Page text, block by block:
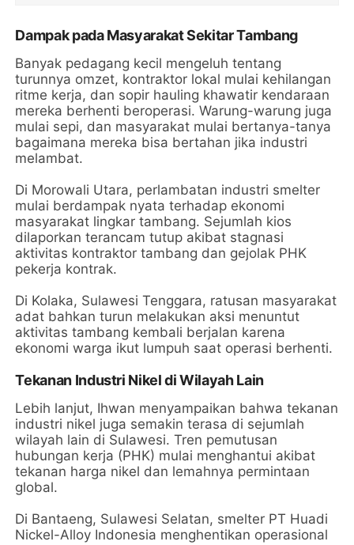
Dampak pada Masyarakat Sekitar Tambang
Banyak pedagang kecil mengeluh tentang
turunnya omzet, kontraktor lokal mulai kehilangan
ritme kerja, dan sopir hauling khawatir kendaraan
mereka berhenti beroperasi. Warung-warung juga
mulai sepi, dan masyarakat mulai bertanya-tanya
bagaimana mereka bisa bertahan jika industri
melambat.
Di Morowali Utara, perlambatan industri smelter
mulai berdampak nyata terhadap ekonomi
masyarakat lingkar tambang. Sejumlah kios
dilaporkan terancam tutup akibat stagnasi
aktivitas kontraktor tambang dan gejolak PHK
pekerja kontrak.
Di Kolaka, Sulawesi Tenggara, ratusan masyarakat
adat bahkan turun melakukan aksi menuntut
aktivitas tambang kembali berjalan karena
ekonomi warga ikut lumpuh saat operasi berhenti.
Tekanan Industri Nikel di Wilayah Lain
Lebih lanjut, Ihwan menyampaikan bahwa tekanan
industri nikel juga semakin terasa di sejumlah
wilayah lain di Sulawesi. Tren pemutusan
hubungan kerja (PHK) mulai menghantui akibat
tekanan harga nikel dan lemahnya permintaan
global.
Di Bantaeng, Sulawesi Selatan, smelter PT Huadi
Nickel-Alloy Indonesia menghentikan operasional